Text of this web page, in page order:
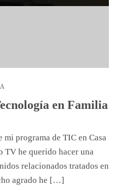
en Familia
programa de TIC en Casa
TV he querido hacer una
relacionados tratados en
agrado he […]